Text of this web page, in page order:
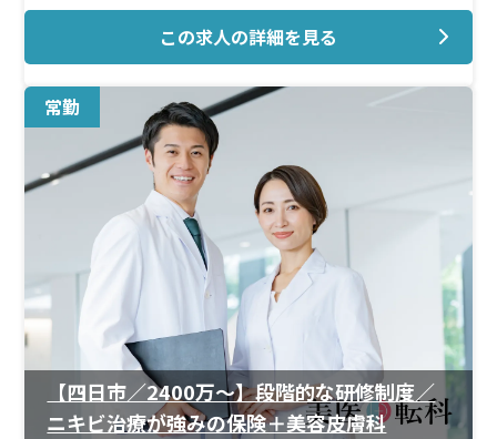
＜メイン施術＞
しみ・ホクロ治療、フォト系・レーザー治療、ニキビ治
療、医療脱毛など、多様な美容皮膚科施術に携われます。
基礎から応用まで段階的に担当でき、スキルを均等に広げ
られます。
＜研修制度＞
初期は保険診療や院内システム、レーザー適応などを丁
寧にトレーニング。半年以内にしみ診断やホクロ治療まで
一通りこなせるよう、実践的な指導が行われます。未経験
でも安心してステップアップできます。
＜待遇＞
完全週休2日制でプライベートと両立しやすい環境です。
育児サポートにも理解があり、長期的に働きやすい体制が
整っています。
この求人の詳細を見る
常勤
【四日市／2400万〜】段階的な研修制度／
ニキビ治療が強みの保険＋美容皮膚科